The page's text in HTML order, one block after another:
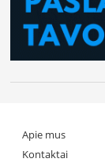
Apie mus
Kontaktai